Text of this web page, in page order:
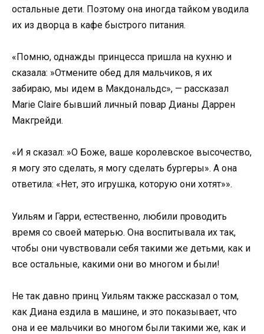
остальные дети. Поэтому она иногда тайком уводила
их из дворца в кафе быстрого питания.
«Помню, однажды принцесса пришла на кухню и
сказала: »Отмените обед для мальчиков, я их
забираю, мы идем в Макдональдс», — рассказал
Marie Claire бывший личный повар Дианы Даррен
Макгрейди.
«И я сказал: »О Боже, ваше королевское высочество,
я могу это сделать, я могу сделать бургеры». А она
ответила: «Нет, это игрушка, которую они хотят»».
Уильям и Гарри, естественно, любили проводить
время со своей матерью. Она воспитывала их так,
чтобы они чувствовали себя такими же детьми, как и
все остальные, какими они во многом и были!
Не так давно принц Уильям также рассказал о том,
как Диана ездила в машине, и это показывает, что
она и ее мальчики во многом были такими же, как и